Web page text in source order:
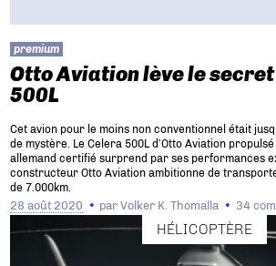
premium
Otto Aviation lève le
500L
Cet avion pour le moins non conventionnel était
de mystère. Le Celera 500L d’Otto Aviation
allemand certifié surprend par ses performances
constructeur Otto Aviation ambitionne de
de 7.000km.
28 août 2020 parVolker K. Thomalla 34
HÉLICOPTÈRE